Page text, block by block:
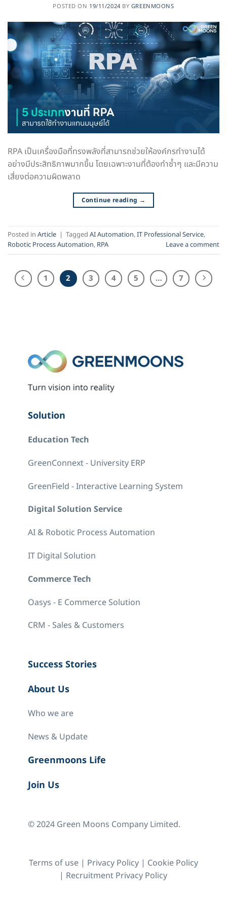
POSTED ON 19/11/2024 BY GREENMOONS
RPA เป็นเครื่องมือที่ทรงพลังที่สามารถช่วยให้องค์กรทำงานได้
อย่างมีประสิทธิภาพมากขึ้น โดยเฉพาะงานที่ต้องทำซ้ำๆ และมีความ
เสี่ยงต่อความผิดพลาด
Continue reading →
Posted in Article | Tagged AI Automation,IT Professional Service,
Robotic Process Automation, RPA Leave a comment
1 2 3 4 5 … 7
Solution
Education Tech
GreenConnext - University ERP
GreenField - Interactive Learning System
Digital Solution Service
AI & Robotic Process Automation
IT Digital Solution
Commerce Tech
Oasys - E Commerce Solution
CRM - Sales & Customers
Success Stories
About Us
Who we are
News & Update
Greenmoons Life
Join Us
© 2024 Green Moons Company Limited.
Terms of use| Privacy Policy| Cookie Policy
| Recruitment Privacy Policy